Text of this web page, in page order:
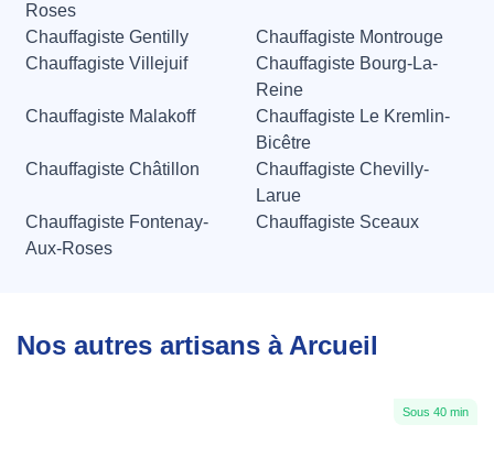
Roses
Chauffagiste Gentilly
Chauffagiste Montrouge
Chauffagiste Villejuif
Chauffagiste Bourg-La-
Reine
Chauffagiste Malakoff
Chauffagiste Le Kremlin-
Bicêtre
Chauffagiste Châtillon
Chauffagiste Chevilly-
Larue
Chauffagiste Fontenay-
Aux-Roses
Chauffagiste Sceaux
Nos autres artisans à Arcueil
Sous 40 min